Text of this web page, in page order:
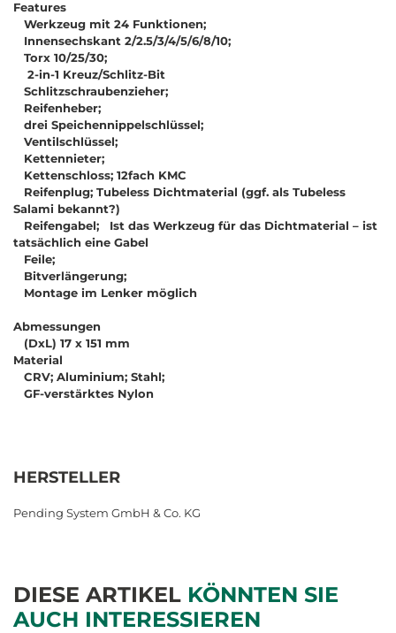
Features
Werkzeug mit 24 Funktionen;
Innensechskant 2/2.5/3/4/5/6/8/10;
Torx 10/25/30;
2-in-1 Kreuz/Schlitz-Bit
Schlitzschraubenzieher;
Reifenheber;
drei Speichennippelschlüssel;
Ventilschlüssel;
Kettennieter;
Kettenschloss; 12fach KMC
Reifenplug; Tubeless Dichtmaterial (ggf. als Tubeless
Salami bekannt?)
Reifengabel; Ist das Werkzeug für das Dichtmaterial – ist
tatsächlich eine Gabel
Feile;
Bitverlängerung;
Montage im Lenker möglich
Abmessungen
(DxL) 17 x 151 mm
Material
CRV; Aluminium; Stahl;
GF-verstärktes Nylon
HERSTELLER
Pending System GmbH & Co. KG
DIESE ARTIKEL KÖNNTEN SIE
AUCH INTERESSIEREN